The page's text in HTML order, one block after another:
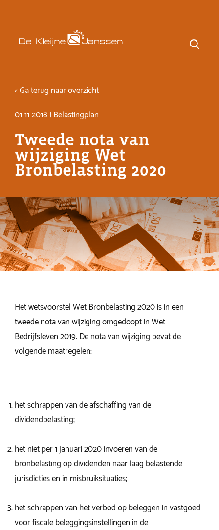
< Ga terug naar overzicht
01-11-2018 | Belastingplan
Tweede nota van
wijziging Wet
Bronbelasting 2020
Het wetsvoorstel Wet Bronbelasting 2020 is in een
tweede nota van wijziging omgedoopt in Wet
Bedrijfsleven 2019. De nota van wijziging bevat de
volgende maatregelen:
het schrappen van de afschaffing van de
dividendbelasting;
het niet per 1 januari 2020 invoeren van de
bronbelasting op dividenden naar laag belastende
jurisdicties en in misbruiksituaties;
het schrappen van het verbod op beleggen in vastgoed
voor fiscale beleggingsinstellingen in de